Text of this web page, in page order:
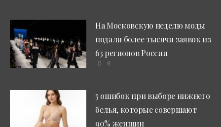
На Московскую неделю моды
подали более тысячи заявок из
63 регионов России
0
5 ошибок при выборе нижнего
белья, которые совершают
90% женщин